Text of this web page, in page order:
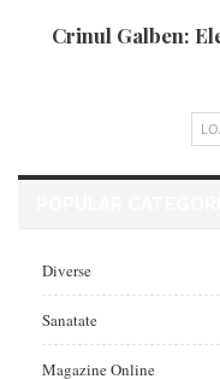
Crinul Galben:
Diverse
Sanatate
Magazine Online